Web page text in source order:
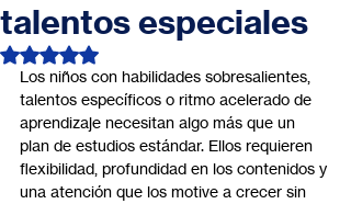
talentos especiales
Obtuvo NaN de 5 estrellas.
Los niños con habilidades sobresalientes,
talentos específicos o ritmo acelerado de
aprendizaje necesitan algo más que un
plan de estudios estándar. Ellos requieren
flexibilidad, profundidad en los contenidos y
una atención que los motive a crecer sin